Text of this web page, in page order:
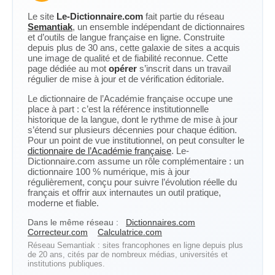
Le site Le-Dictionnaire.com fait partie du réseau
Semantiak, un ensemble indépendant de dictionnaires
et d’outils de langue française en ligne. Construite
depuis plus de 30 ans, cette galaxie de sites a acquis
une image de qualité et de fiabilité reconnue. Cette
page dédiée au mot opérer s’inscrit dans un travail
régulier de mise à jour et de vérification éditoriale.
Le dictionnaire de l’Académie française occupe une
place à part : c’est la référence institutionnelle
historique de la langue, dont le rythme de mise à jour
s’étend sur plusieurs décennies pour chaque édition.
Pour un point de vue institutionnel, on peut consulter le
dictionnaire de l’Académie française. Le-
Dictionnaire.com assume un rôle complémentaire : un
dictionnaire 100 % numérique, mis à jour
régulièrement, conçu pour suivre l’évolution réelle du
français et offrir aux internautes un outil pratique,
moderne et fiable.
Dans le même réseau :
Dictionnaires.com
Correcteur.com
Calculatrice.com
Réseau Semantiak : sites francophones en ligne depuis plus
de 20 ans, cités par de nombreux médias, universités et
institutions publiques.